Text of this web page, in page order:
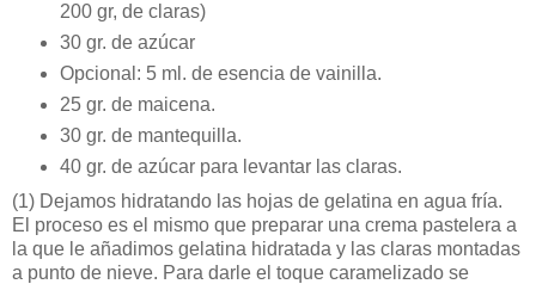
200 gr, de claras)
30 gr. de azúcar
Opcional: 5 ml. de esencia de vainilla.
25 gr. de maicena.
30 gr. de mantequilla.
40 gr. de azúcar para levantar las claras.
(1) Dejamos hidratando las hojas de gelatina en agua fría.
El proceso es el mismo que preparar una crema pastelera a
la que le añadimos gelatina hidratada y las claras montadas
a punto de nieve. Para darle el toque caramelizado se